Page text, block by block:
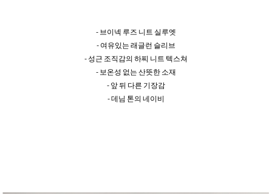
- 브이넥 루즈 니트 실루엣
- 여유있는 래글런 슬리브
- 성근 조직감의 하찌 니트 텍스쳐
- 보온성 없는 산뜻한 소재
- 앞 뒤 다른 기장감
- 데님 톤의 네이비